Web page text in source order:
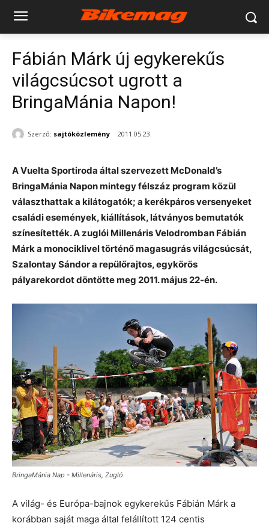
Fábián Márk új egykerekűs
világcsúcsot ugrott a
BringaMánia Napon!
Szerző: sajtóközlemény 2011.05.23.
A Vuelta Sportiroda által szervezett McDonald’s
BringaMánia Napon mintegy félszáz program közül
választhattak a kilátogatók; a kerékpáros versenyeket
családi események, kiállítások, látványos bemutatók
színesítették. A zuglói Millenáris Velodromban Fábián
Márk a monociklivel történő magasugrás világcsúcsát,
Szalontay Sándor a repülőrajtos, egykörös
pályarekordot döntötte meg 2011. május 22-én.
BringaMánia Nap - Millenáris, Zugló
A világ- és Európa-bajnok egykerekűs Fábián Márk a
korábban saját maga által felállított 124 centis